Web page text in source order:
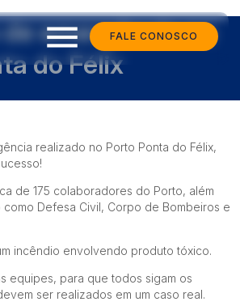
FALE CONOSCO
menu
emergência no
do Félix
realizado no Porto Ponta do Félix,
de 175 colaboradores do Porto, além
Defesa Civil, Corpo de Bombeiros e
incêndio envolvendo produto tóxico.
equipes, para que todos sigam os
ser realizados em um caso real.